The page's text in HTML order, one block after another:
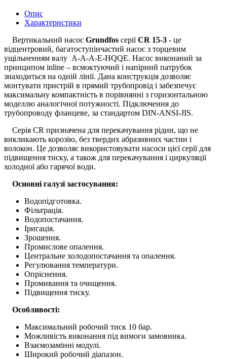
Опис
Характеристики
Вертикальний насос Grundfos серіїCR 15-3 - це
відцентровий, багатоступінчастий насос з торцевим
ущільненням валу A-A-A-E-HQQE. Насос виконаний за
принципом inline – всмоктуючий і напірний патрубок
знаходиться на одній лінії. Дана конструкція дозволяє
монтувати пристрій в прямий трубопровід і забезпечує
максимальну компактність в порівнянні з горизонтальною
моделлю аналогічної потужності. Підключення до
трубопроводу фланцеве, за стандартом DIN-ANSI-JIS.
Серія CR призначена для перекачування рідин, що не
викликають корозію, без твердих абразивних частин і
волокон. Це дозволяє використовувати насоси цієї серії для
підвищення тиску, а також для перекачування і циркуляції
холодної або гарячої води.
Основні галузі застосування:
Водопідготовка.
Фільтрація.
Водопостачання.
Іригація.
Зрошення.
Промислове опалення.
Центральне холодопостачання та опалення.
Регулювання температури.
Опріснення.
Промивання та очищення.
Підвищення тиску.
Особливості:
Максимальний робочий тиск 10 бар.
Можливість виконання під вимоги замовника.
Взаємозамінні модулі.
Широкий робочий діапазон.